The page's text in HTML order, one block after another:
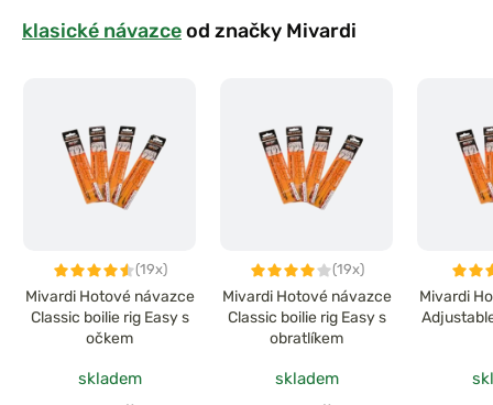
klasické návazceod značky Mivardi
(19x)
Mivardi Hotové návazce
Classic boilie rig Easy s
očkem
skladem
(19x)
Mivardi Hotové návazce
Classic boilie rig Easy s
obratlíkem
skladem
Mivardi